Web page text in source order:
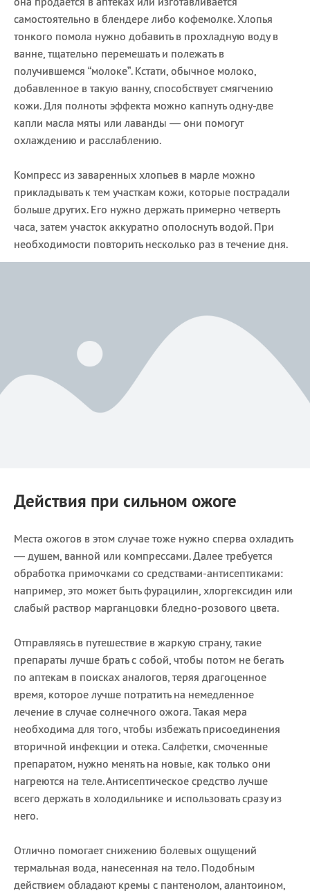
самостоятельно в блендере либо кофемолке. Хлопья
тонкого помола нужно добавить в прохладную воду в
ванне, тщательно перемешать и полежать в
получившемся “молоке”. Кстати, обычное молоко,
добавленное в такую ванну, способствует смягчению
кожи. Для полноты эффекта можно капнуть одну-две
капли масла мяты или лаванды — они помогут
охлаждению и расслаблению.
Компресс из заваренных хлопьев в марле можно
прикладывать к тем участкам кожи, которые пострадали
больше других. Его нужно держать примерно четверть
часа, затем участок аккуратно ополоснуть водой. При
необходимости повторить несколько раз в течение дня.
Действия при сильном ожоге
Места ожогов в этом случае тоже нужно сперва охладить
— душем, ванной или компрессами. Далее требуется
обработка примочками со средствами-антисептиками:
например, это может быть фурацилин, хлоргексидин или
слабый раствор марганцовки бледно-розового цвета.
Отправляясь в путешествие в жаркую страну, такие
препараты лучше брать с собой, чтобы потом не бегать
по аптекам в поисках аналогов, теряя драгоценное
время, которое лучше потратить на немедленное
лечение в случае солнечного ожога. Такая мера
необходима для того, чтобы избежать присоединения
вторичной инфекции и отека. Салфетки, смоченные
препаратом, нужно менять на новые, как только они
нагреются на теле. Антисептическое средство лучше
всего держать в холодильнике и использовать сразу из
него.
Отлично помогает снижению болевых ощущений
термальная вода, нанесенная на тело. Подобным
действием обладают кремы с пантенолом, алантоином,